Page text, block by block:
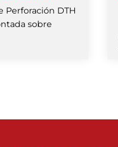
Perforación DTH
sobre